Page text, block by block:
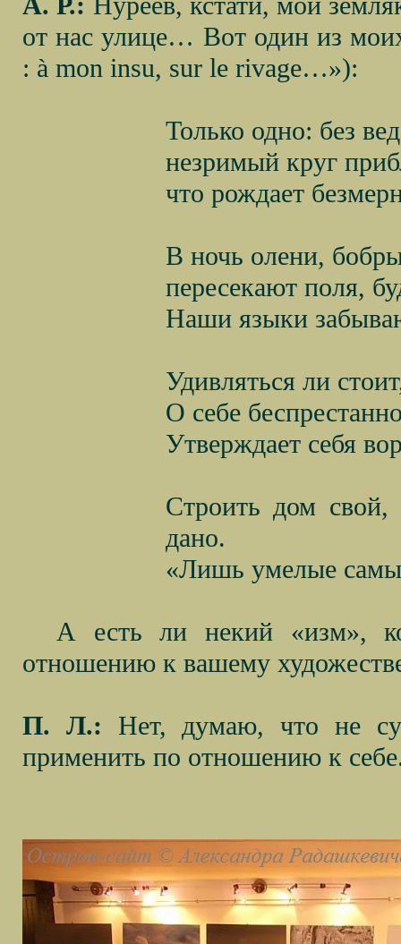
от нас улице… Вот один из
: à mon insu, sur le rivage…»):
Только одно: без
незримый круг
что рождает
В ночь олени,
пересекают поля,
Наши языки
Удивляться ли
О себе
Утверждает себя
Строить дом свой,
дано.
«Лишь умелые
А есть ли некий «изм»,
отношению к вашему
П. Л.: Нет, думаю, что не
применить по отношению к